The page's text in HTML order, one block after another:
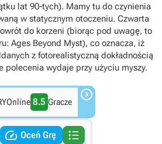
lat 90-tych). Mamy tu do czynienia
w statycznym otoczeniu. Czwarta
do korzeni (biorąc pod uwagę, to
Ages Beyond Myst), co oznacza, iż
z fotorealistyczną dokładnością
polecenia wydaje przy użyciu myszy.
8.5 Gracze 
 Oceń Grę 